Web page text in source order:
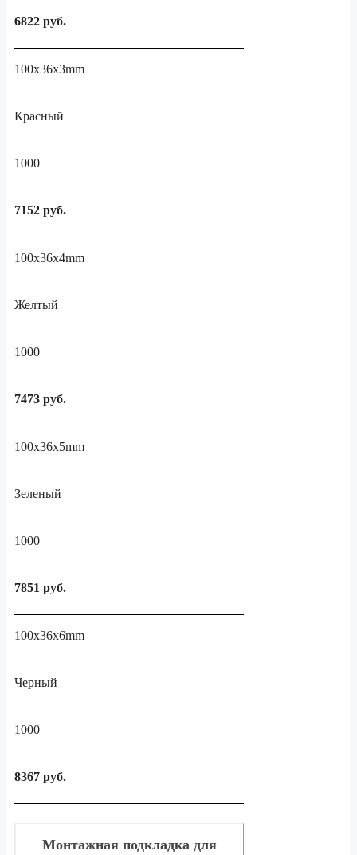
6822 руб.
100x36x3mm
Красный
1000
7152 руб.
100x36x4mm
Желтый
1000
7473 руб.
100x36x5mm
Зеленый
1000
7851 руб.
100x36x6mm
Черный
1000
8367 руб.
Монтажная подкладка для